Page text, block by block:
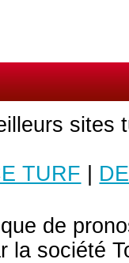
sites
TURF
de
la société